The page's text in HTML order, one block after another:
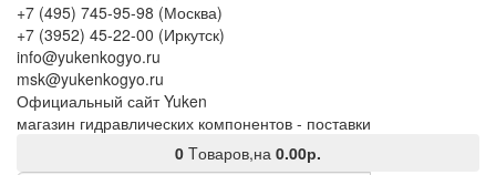
+7 (495) 745-95-98 (Москва)
+7 (3952) 45-22-00 (Иркутск)
info@yukenkogyo.ru
msk@yukenkogyo.ru
Официальный сайт Yuken
магазин гидравлических компонентов - поставки
0 Tоваров,на 0.00р.